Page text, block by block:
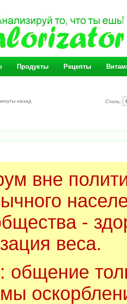
Продукты Рецепты
назад Стиль:
вне
-
веса.
общение